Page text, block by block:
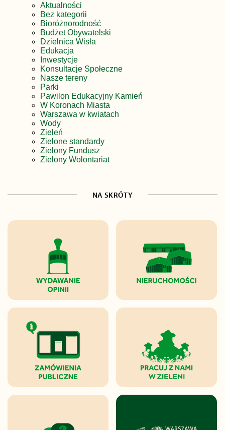
Aktualności
Bez kategorii
Bioróżnorodność
Budżet Obywatelski
Dzielnica Wisła
Edukacja
Inwestycje
Konsultacje Społeczne
Nasze tereny
Parki
Pawilon Edukacyjny Kamień
W Koronach Miasta
Warszawa w kwiatach
Wody
Zieleń
Zielone standardy
Zielony Fundusz
Zielony Wolontariat
NA SKRÓTY